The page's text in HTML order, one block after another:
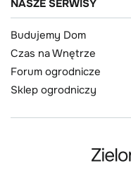
NASZE SERWISY
Budujemy Dom
Czas na Wnętrze
Forum ogrodnicze
Sklep ogrodniczy